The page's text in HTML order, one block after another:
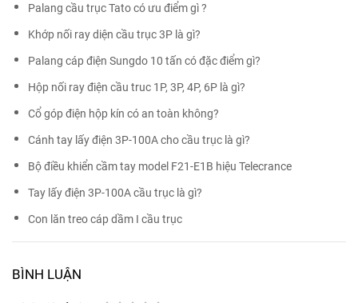
Palang cầu trục Tato có ưu điểm gì ?
Khớp nối ray diện cầu trục 3P là gì?
Palang cáp điện Sungdo 10 tấn có đặc điểm gì?
Hộp nối ray điện cầu truc 1P, 3P, 4P, 6P là gì?
Cổ góp điện hộp kín có an toàn không?
Cánh tay lấy điện 3P-100A cho cầu trục là gì?
Bộ điều khiển cầm tay model F21-E1B hiệu Telecrance
Tay lấy điện 3P-100A cầu trục là gì?
Con lăn treo cáp dầm I cầu trục
BÌNH LUẬN